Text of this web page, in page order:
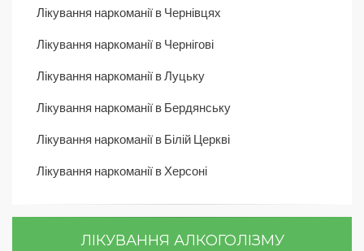
Лікування наркоманії в Чернівцях
Лікування наркоманії в Чернігові
Лікування наркоманії в Луцьку
Лікування наркоманії в Бердянську
Лікування наркоманії в Білій Церкві
Лікування наркоманії в Херсоні
ЛІКУВАННЯ АЛКОГОЛІЗМУ